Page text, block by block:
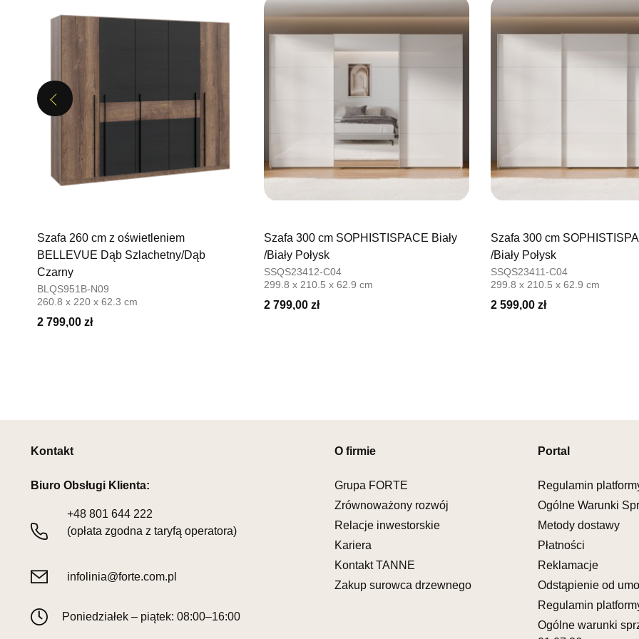
Nr tel.
Adres e-
Nr tel.
Adres e-
SALON
Adres e-
Pn-Pt:
Salon
83-340
Adres e-
Previous
Szafa 260 cm z oświetleniem
BELLEVUE Dąb Szlachetny/Dąb
Czarny
BLQS951B-N09
260.8 x 220 x 62.3 cm
2 799,00 zł
Szafa 300 cm SOPHISTISPACE Biały
/Biały Połysk
SSQS23412-C04
299.8 x 210.5 x 62.9 cm
2 799,00 zł
Szafa 300 cm
/Biały Połysk
SSQS23411-C04
299.8 x 210.5 x 62.9 cm
2 599,00 zł
Kontakt
Biuro Obsługi Klienta:
+48 801 644 222
(opłata zgodna z taryfą operatora)
infolinia@forte.com.pl
Poniedziałek – piątek: 08:00–16:00
O firmie
Grupa FORTE
Zrównoważony rozwój
Relacje inwestorskie
Kariera
Kontakt TANNE
Zakup surowca drzewnego
Portal
Regulamin
Ogólne Warunki
Metody dostawy
Płatności
Reklamacje
Odstąpienie od
Regulamin
Ogólne warunki